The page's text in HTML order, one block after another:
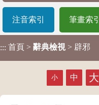
注音索引 筆畫索引
::: 首頁 > 辭典檢視 > 辟邪
小 中 大